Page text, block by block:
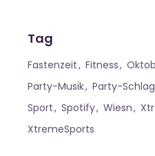
Tag
Fastenzeit Fitness
Party-Musik
Party-
Sport
Spotify Wiesn
XtremeSports